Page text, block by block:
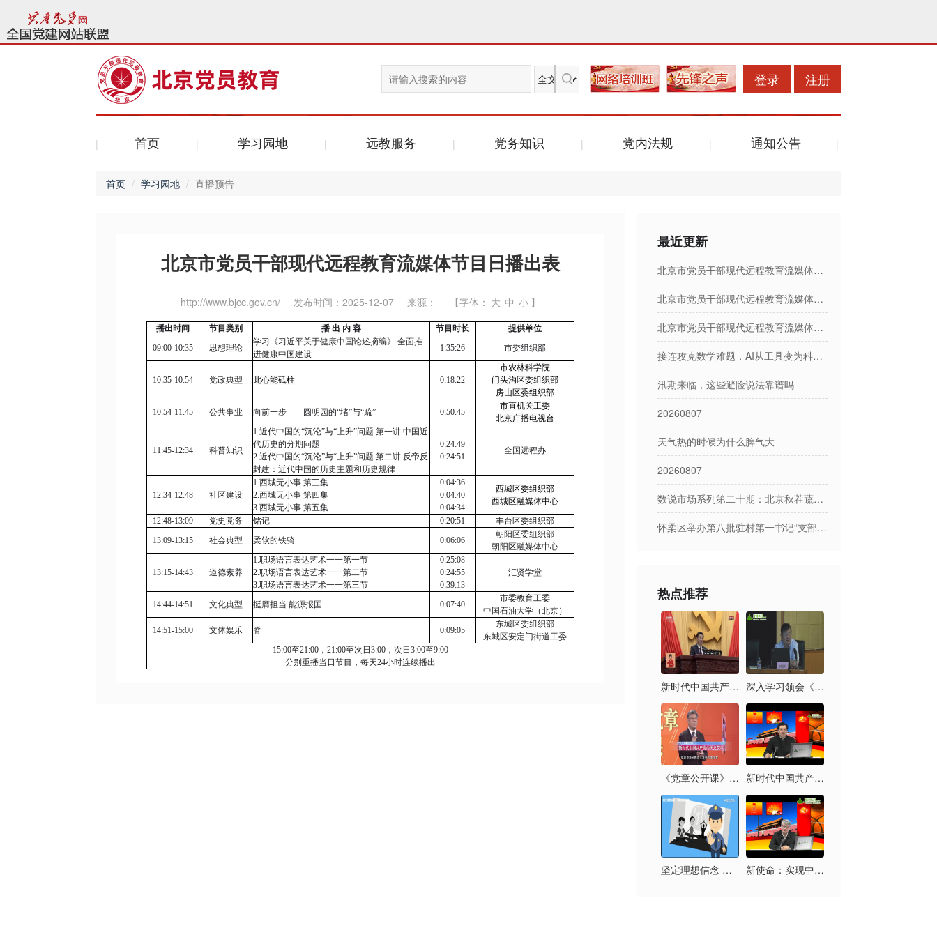
登录 注册
首页 学习园地 远教服务 党务知识 党内法规 通知公告
首页 学习园地 直播预告
北京市党员干部现代远程教育流媒体节目日播出表
http://www.bjcc.gov.cn/ 发布时间：2025-12-07 来源： 【字体： 大 中 小 】
播出时间 节目类别 播 出 内 容 节目时长
提供单位
09:00-10:35
思想理论
学习《习近平关于健康中国论述摘编》 全面推
进健康中国建设
1:35:26 市委组织部
10:35-10:54 党政典型 此心能砥柱 0:18:22
市农林科学院
门头沟区委组织部
房山区委组织部
10:54-11:45
公共事业 向前一步——圆明园的“堵”与“疏” 0:50:45
市直机关工委
北京广播电视台
11:45-12:34 科普知识
1.近代中国的“沉沦”与“上升”问题 第一讲 中国近
代历史的分期问题
2.近代中国的“沉沦”与“上升”问题 第二讲 反帝反
封建：近代中国的历史主题和历史规律
0:24:49
0:24:51
全国远程办
12:34-12:48 社区建设
1.西城无小事 第三集
2.西城无小事 第四集
3.西城无小事 第五集
0:04:36
0:04:40
0:04:34
西城区委组织部
西城区融媒体中心
12:48-13:09
党史党务 铭记 0:20:51
丰台区委组织部
13:09-13:15
社会典型 柔软的铁骑 0:06:06
朝阳区委组织部
朝阳区融媒体中心
13:15-14:43 道德素养
1.职场语言表达艺术一一第一节
2.职场语言表达艺术一一第二节
3.职场语言表达艺术一一第三节
0:25:08
0:24:55
0:39:13
汇贤学堂
14:44-14:51 文化典型 挺膺担当 能源报国 0:07:40
市委教育工委
中国石油大学（北京）
14:51-15:00
文体娱乐 脊 0:09:05
东城区委组织部
东城区安定门街道工委
15:00至21:00， 21:00至次日 3:00，次日 3:00至9:00
分别重播当日节目，每天24小时连续播出
最近更新
北京市党员干部现代远程教育流媒体节目日播出表
北京市党员干部现代远程教育流媒体节目日播出表
北京市党员干部现代远程教育流媒体节目日播出表
接连攻克数学难题，AI从工具变为科研参与者
汛期来临，这些避险说法靠谱吗
20260807
天气热的时候为什么脾气大
20260807
数说市场系列第二十期：北京秋茬蔬菜市场产销形势分析
怀柔区举办第八批驻村第一书记“支部分享荟”
热点推荐
新时代中国共产党的历史使命 深入学习领会《习近平新时代中国特色社会主义思想三十讲》
《党章公开课》第六讲：新时代中国共产党的历史使命 新时代中国共产党的历史使命及其实现路径
坚定理想信念 拒绝邪教腐蚀 新使命：实现中华民族伟大复兴